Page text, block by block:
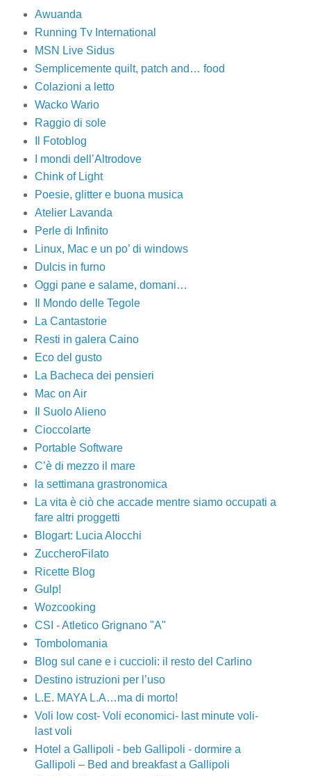
Awuanda
Running Tv International
MSN Live Sidus
Semplicemente quilt, patch and… food
Colazioni a letto
Wacko Wario
Raggio di sole
Il Fotoblog
I mondi dell’Altrodove
Chink of Light
Poesie, glitter e buona musica
Atelier Lavanda
Perle di Infinito
Linux, Mac e un po’ di windows
Dulcis in furno
Oggi pane e salame, domani…
Il Mondo delle Tegole
La Cantastorie
Resti in galera Caino
Eco del gusto
La Bacheca dei pensieri
Mac on Air
Il Suolo Alieno
Cioccolarte
Portable Software
C’è di mezzo il mare
la settimana grastronomica
La vita è ciò che accade mentre siamo occupati a
fare altri proggetti
Blogart: Lucia Alocchi
ZuccheroFilato
Ricette Blog
Gulp!
Wozcooking
CSI - Atletico Grignano "A"
Tombolomania
Blog sul cane e i cuccioli: il resto del Carlino
Destino istruzioni per l’uso
L.E. MAYA L.A…ma di morto!
Voli low cost- Voli economici- last minute voli-
last voli
Hotel a Gallipoli - beb Gallipoli - dormire a
Gallipoli – Bed and breakfast a Gallipoli